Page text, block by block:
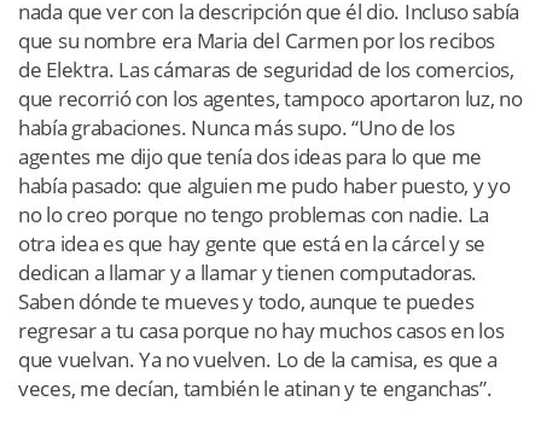
nada que ver con la descripción que él dio. Incluso sabía
que su nombre era Maria del Carmen por los recibos
de Elektra. Las cámaras de seguridad de los comercios,
que recorrió con los agentes, tampoco aportaron luz, no
había grabaciones. Nunca más supo. “Uno de los
agentes me dijo que tenía dos ideas para lo que me
había pasado: que alguien me pudo haber puesto, y yo
no lo creo porque no tengo problemas con nadie. La
otra idea es que hay gente que está en la cárcel y se
dedican a llamar y a llamar y tienen computadoras.
Saben dónde te mueves y todo, aunque te puedes
regresar a tu casa porque no hay muchos casos en los
que vuelvan. Ya no vuelven. Lo de la camisa, es que a
veces, me decían, también le atinan y te enganchas”.